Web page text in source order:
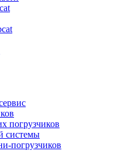
погрузчиков
системы
погрузчиков